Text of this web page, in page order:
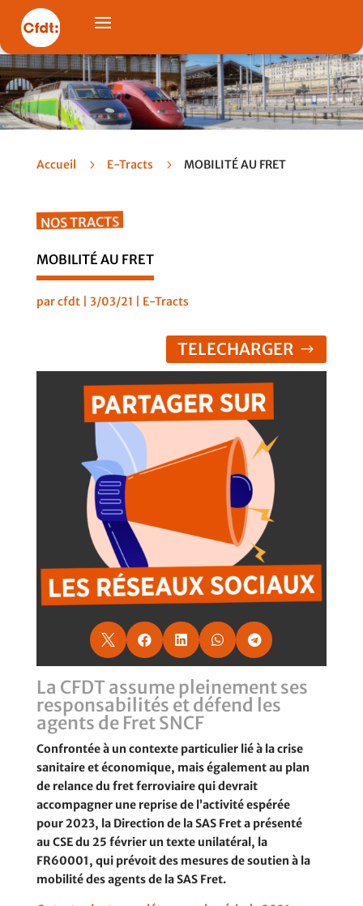
Accueil 5 E-Tracts 5 MOBILITÉ AU FRET
NOS TRACTS
MOBILITÉ AU FRET
parcfdt| 3/03/21 E-Tracts
TELECHARGER
    
La CFDT assume pleinement ses
responsabilités et défend les
agents de Fret SNCF
Confrontée à un contexte particulier lié à la crise
sanitaire et économique, mais également au plan
de relance du fret ferroviaire qui devrait
accompagner une reprise de l’activité espérée
pour 2023, la Direction de la SAS Fret a présenté
au CSE du 25 février un texte unilatéral, la
FR60001, qui prévoit des mesures de soutien à la
mobilité des agents de la SAS Fret.